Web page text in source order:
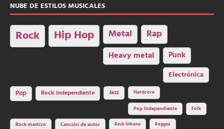
NUBE DE ESTILOS MUSICALES
Rock Hip Hop Metal Rap
Heavy metal Punk
Electrónica
Pop Rock independiente Jazz Hardcore
Pop Independiente Folk
Rock mestizo Canción de autor Rock Urbano Reggae